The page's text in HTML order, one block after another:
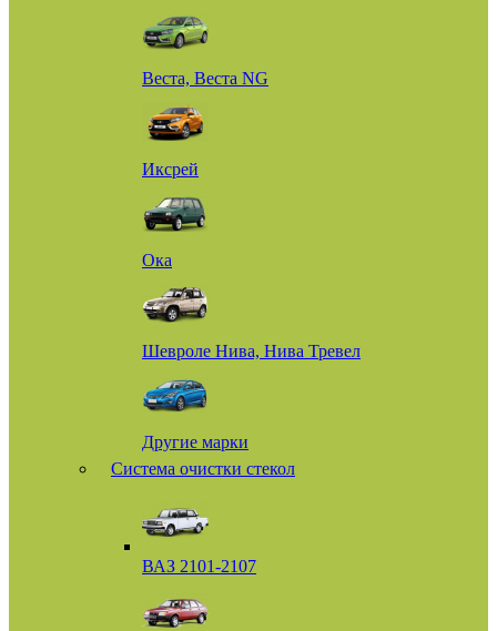
Веста, Веста NG
Иксрей
Ока
Шевроле Нива, Нива Тревел
Другие марки
Система очистки стекол
ВАЗ 2101-2107